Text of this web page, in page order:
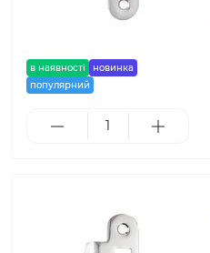
в наявності
новинка
популярний